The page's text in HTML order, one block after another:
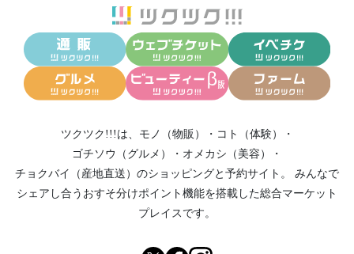
ツクツク!!!は、 モノ（物販） ・ コト（体験）
・
ゴチソウ（グルメ）
・ オメカシ（美容）
・
チョクバイ（産地直送） のショッピングと予約サイト。
みんなで
シェアし合う おすそ分けポイント機能を搭載した総合マーケット
プレイスです。